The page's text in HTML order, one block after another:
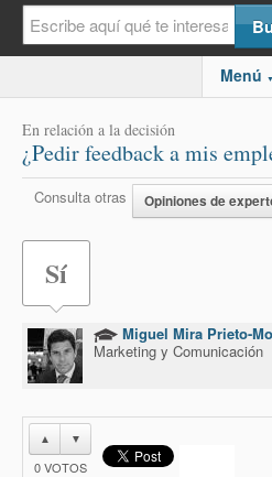
Menú ▼
En relación a la decisión
¿Pedir feedback a mis
Consulta otras Opiniones de
Sí
Miguel Mira Prieto-
Marketing y Comunicación
▲ ▼
0VOTOS